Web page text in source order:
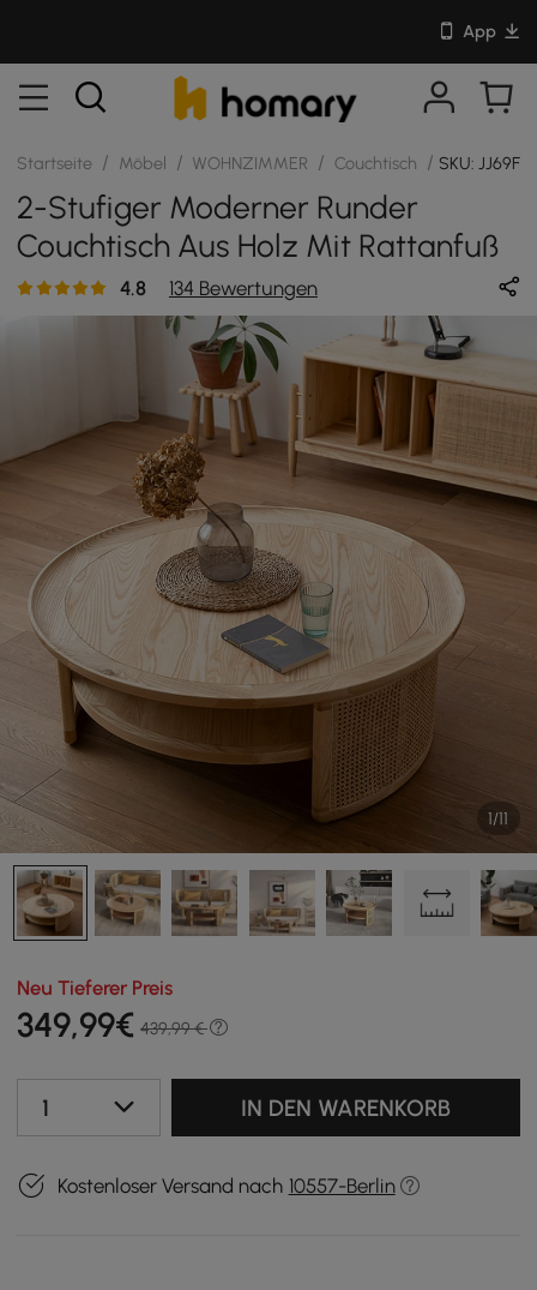
App
Startseite / Möbel / WOHNZIMMER / Couchtisch / SKU:
2-Stufiger Moderner Runder
Couchtisch Aus Holz Mit Rattanfuß
4.8 134 Bewertungen
1/11
Neu Tieferer Preis
349,99€ 439,99 €
1 IN DEN WARENKORB
Kostenloser Versand nach 10557-Berlin